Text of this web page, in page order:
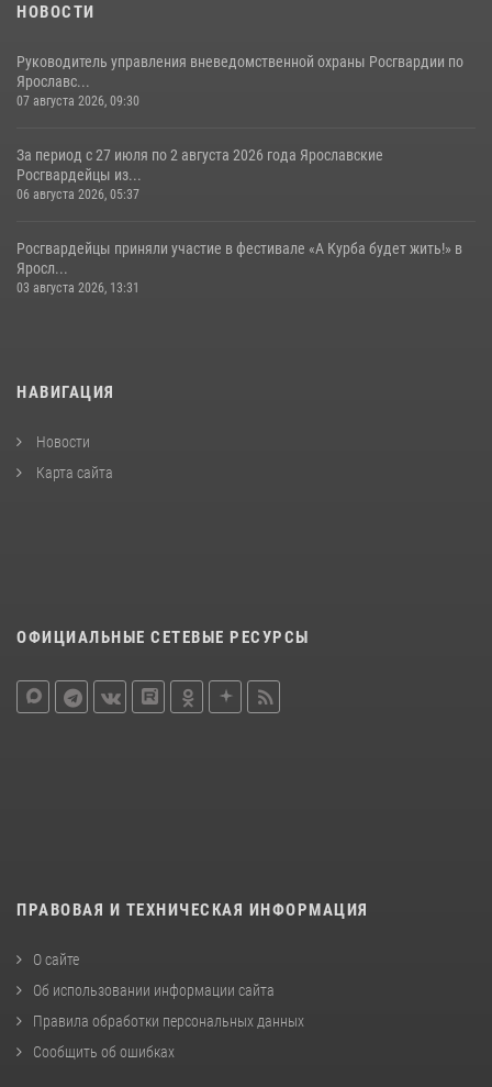
НОВОСТИ
Руководитель управления вневедомственной охраны Росгвардии по
Ярославс...
07 августа 2026, 09:30
За период с 27 июля по 2 августа 2026 года Ярославские
Росгвардейцы из...
06 августа 2026, 05:37
Росгвардейцы приняли участие в фестивале «А Курба будет жить!» в
Яросл...
03 августа 2026, 13:31
НАВИГАЦИЯ
Новости
Карта сайта
ОФИЦИАЛЬНЫЕ СЕТЕВЫЕ РЕСУРСЫ
ПРАВОВАЯ И ТЕХНИЧЕСКАЯ ИНФОРМАЦИЯ
О сайте
Об использовании информации сайта
Правила обработки персональных данных
Сообщить об ошибках